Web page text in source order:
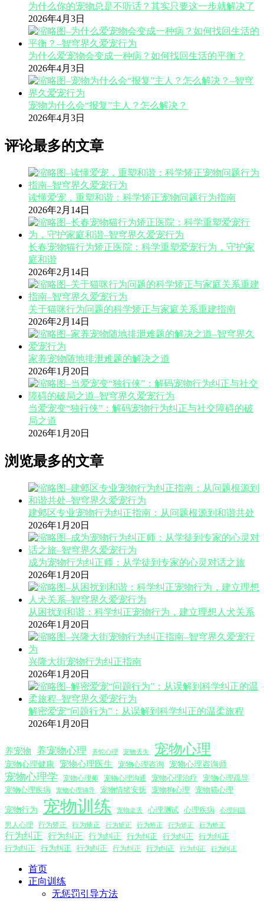
为什么你的宠物总是不听话？其实只要这一步就解决了
2026年4月3日
为什么爱宠物会变成一种病？如何找回生活的平衡？
2026年4月3日
宠物为什么会“报复”主人？怎么解决？
2026年4月3日
评论最多的文章
读懂爱宠，重塑和谐：科学矫正宠物问题行为指南
2026年2月14日
长春宠物猫行为矫正医院：科学重塑爱宠行为，守护家
庭和谐
2026年2月14日
关于猫咪行为问题的科学矫正与家庭关系重建指南
2026年2月14日
家养宠物随地排泄难题的解决之道
2026年1月20日
当爱宠变“独行侠”：解码宠物行为纠正与社交障碍的破
局之道
2026年1月20日
浏览最多的文章
建邺区专业宠物行为纠正指南：从问题根源到和谐共处
2026年1月20日
成为宠物行为纠正师：从学徒到专家的心灵对话之旅
2026年1月20日
从困扰到和谐：科学纠正宠物行为，建立理想人犬关系
2026年1月20日
兴隆大街宠物行为纠正指南
2026年1月20日
解密爱宠“问题行为”：从误解到科学纠正的温柔旅程
2026年1月20日
养宠物 养宠物心理 养蛇心理 宠物丢失 宠物心理
宠物心理健康 宠物心理医生 宠物心理咨询 宠物心理咨询师
宠物心理学 宠物心理师 宠物心理沟通 宠物心理治疗
宠物心理疏导
宠物心理疾病
宠物心理辅导 宠物情绪安抚 宠物狗心理 宠物猫心理
宠物行为 宠物训练 宠物走丢 心理测试 心理疾病 心理问题
男人心理 行为矫正 行为矫正 行为矫正 行为矫正 行为矫正 行为矫正
行为纠正 行为纠正 行为纠正 行为纠正 行为纠正
行为纠正
行为纠正
行为纠正 行为纠正 行为纠正 行为纠正 行为纠正 行为纠正
首页
正向训练
无惩罚引导方法